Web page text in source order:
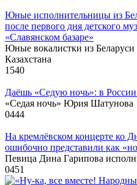
Юные исполнительницы из
после первого дня детского
«Славянском базаре»
Юные вокалистки из
Казахстана
1 540
Даёшь «Седую ночь»: в
«Седая ночь» Юрия
0444
На кремлёвском концерте ко
ошибочно представили как
Певица Дина Гарипова
0451